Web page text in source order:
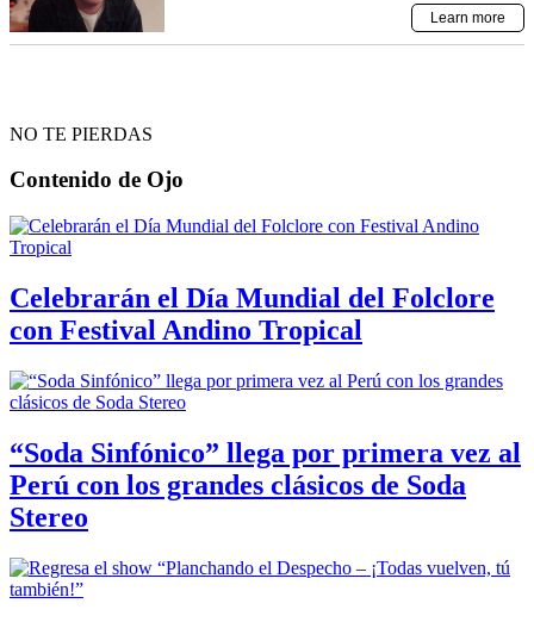
NO TE PIERDAS
Contenido de Ojo
Celebrarán el Día Mundial del Folclore
con Festival Andino Tropical
“Soda Sinfónico” llega por primera vez al
Perú con los grandes clásicos de Soda
Stereo